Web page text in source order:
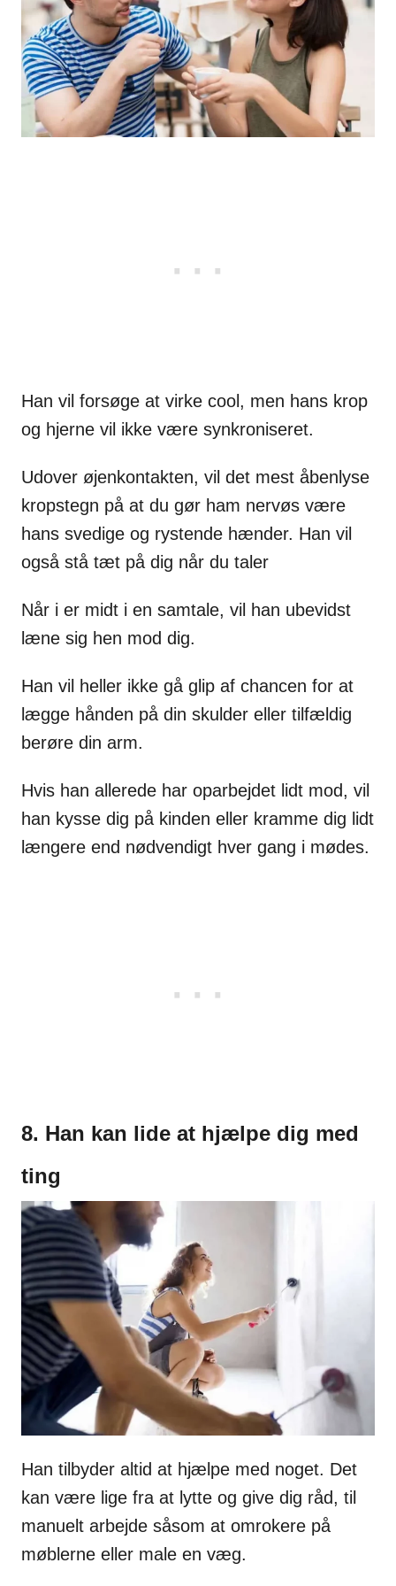
Han vil forsøge at virke cool, men hans krop
og hjerne vil ikke være synkroniseret.
Udover øjenkontakten, vil det mest åbenlyse
kropstegn på at du gør ham nervøs være
hans svedige og rystende hænder. Han vil
også stå tæt på dig når du taler
Når i er midt i en samtale, vil han ubevidst
læne sig hen mod dig.
Han vil heller ikke gå glip af chancen for at
lægge hånden på din skulder eller tilfældig
berøre din arm.
Hvis han allerede har oparbejdet lidt mod, vil
han kysse dig på kinden eller kramme dig lidt
længere end nødvendigt hver gang i mødes.
8. Han kan lide at hjælpe dig med
ting
Han tilbyder altid at hjælpe med noget. Det
kan være lige fra at lytte og give dig råd, til
manuelt arbejde såsom at omrokere på
møblerne eller male en væg.